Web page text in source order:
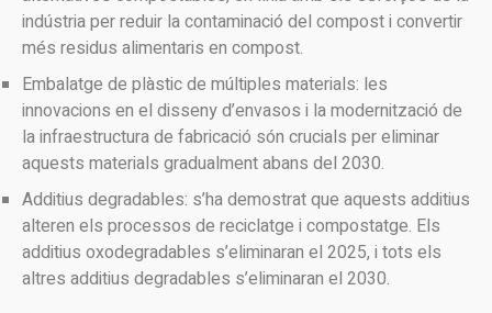
indústria per reduir la contaminació del compost i convertir
més residus alimentaris en compost.
Embalatge de plàstic de múltiples materials: les
innovacions en el disseny d’envasos i la modernització de
la infraestructura de fabricació són crucials per eliminar
aquests materials gradualment abans del 2030.
Additius degradables: s’ha demostrat que aquests additius
alteren els processos de reciclatge i compostatge. Els
additius oxodegradables s’eliminaran el 2025, i tots els
altres additius degradables s’eliminaran el 2030.